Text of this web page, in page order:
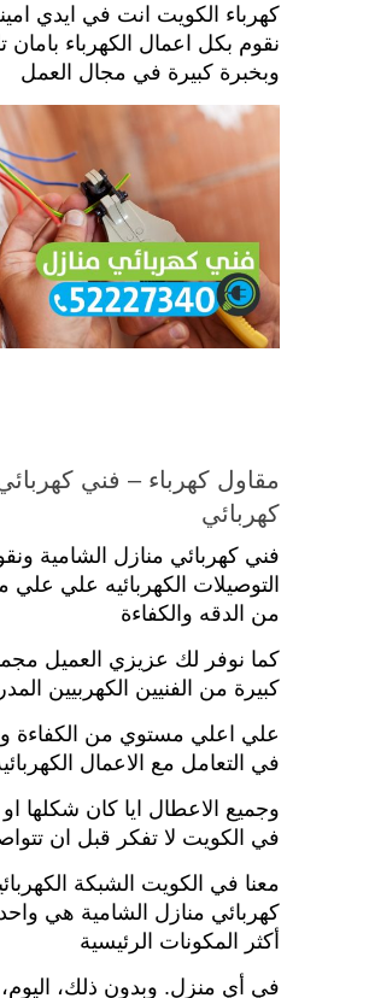
كهرباء الكويت انت في ايدي
نقوم بكل اعمال الكهرباء بامان
وبخبرة كبيرة في مجال العمل
مقاول كهرباء – فني
كهربائي
فني كهربائي منازل الشامية
التوصيلات الكهربائيه علي
من الدقه والكفاءة
كما نوفر لك عزيزي العميل
كبيرة من الفنيين الكهربيين
علي اعلي مستوي من الكفاءة
في التعامل مع الاعمال
وجميع الاعطال ايا كان شكلها او
في الكويت لا تفكر قبل ان
معنا في الكويت الشبكة
كهربائي منازل الشامية هي
أكثر المكونات الرئيسية
في أي منزل. وبدون ذلك،